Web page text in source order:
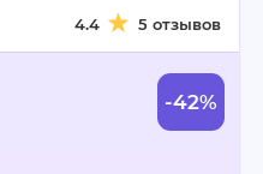
4.4 5 отзывов
-42%